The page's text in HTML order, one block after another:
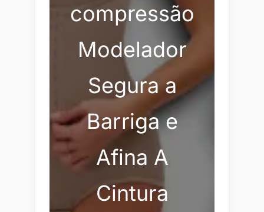
compressão
Modelador
Segura a
Barriga e
Afina A
Cintura